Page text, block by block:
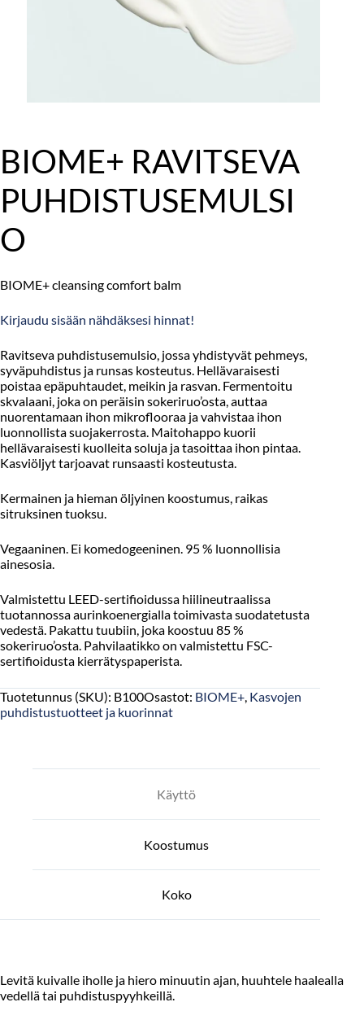
BIOME+ RAVITSEVA
PUHDISTUSEMULSI
O
BIOME+ cleansing comfort balm
Kirjaudu sisään nähdäksesi hinnat!
Ravitseva puhdistusemulsio, jossa yhdistyvät pehmeys,
syväpuhdistus ja runsas kosteutus. Hellävaraisesti
poistaa epäpuhtaudet, meikin ja rasvan. Fermentoitu
skvalaani, joka on peräisin sokeriruo’osta, auttaa
nuorentamaan ihon mikroflooraa ja vahvistaa ihon
luonnollista suojakerrosta. Maitohappo kuorii
hellävaraisesti kuolleita soluja ja tasoittaa ihon pintaa.
Kasviöljyt tarjoavat runsaasti kosteutusta.
Kermainen ja hieman öljyinen koostumus, raikas
sitruksinen tuoksu.
Vegaaninen. Ei komedogeeninen. 95 % luonnollisia
ainesosia.
Valmistettu LEED-sertifioidussa hiilineutraalissa
tuotannossa aurinkoenergialla toimivasta suodatetusta
vedestä. Pakattu tuubiin, joka koostuu 85 %
sokeriruo’osta. Pahvilaatikko on valmistettu FSC-
sertifioidusta kierrätyspaperista.
Tuotetunnus (SKU): B100Osastot: BIOME+, Kasvojen
puhdistustuotteet ja kuorinnat
Käyttö
Koostumus
Koko
Levitä kuivalle iholle ja hiero minuutin ajan, huuhtele haalealla
vedellä tai puhdistuspyyhkeillä.